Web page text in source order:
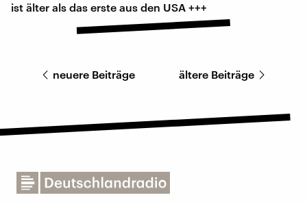
ist älter als das erste aus den USA +++
neuere Beiträge ältere Beiträge